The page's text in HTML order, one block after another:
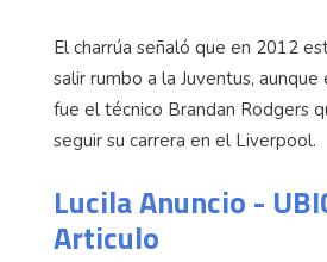
El charrúa señaló que en 2012
salir rumbo a la Juventus,
fue el técnico Brandan Rodgers
seguir su carrera en el Liverpool.
Lucila Anuncio -
Articulo